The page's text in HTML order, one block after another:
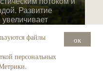
файлы
персональных
ок
Развитие
рост